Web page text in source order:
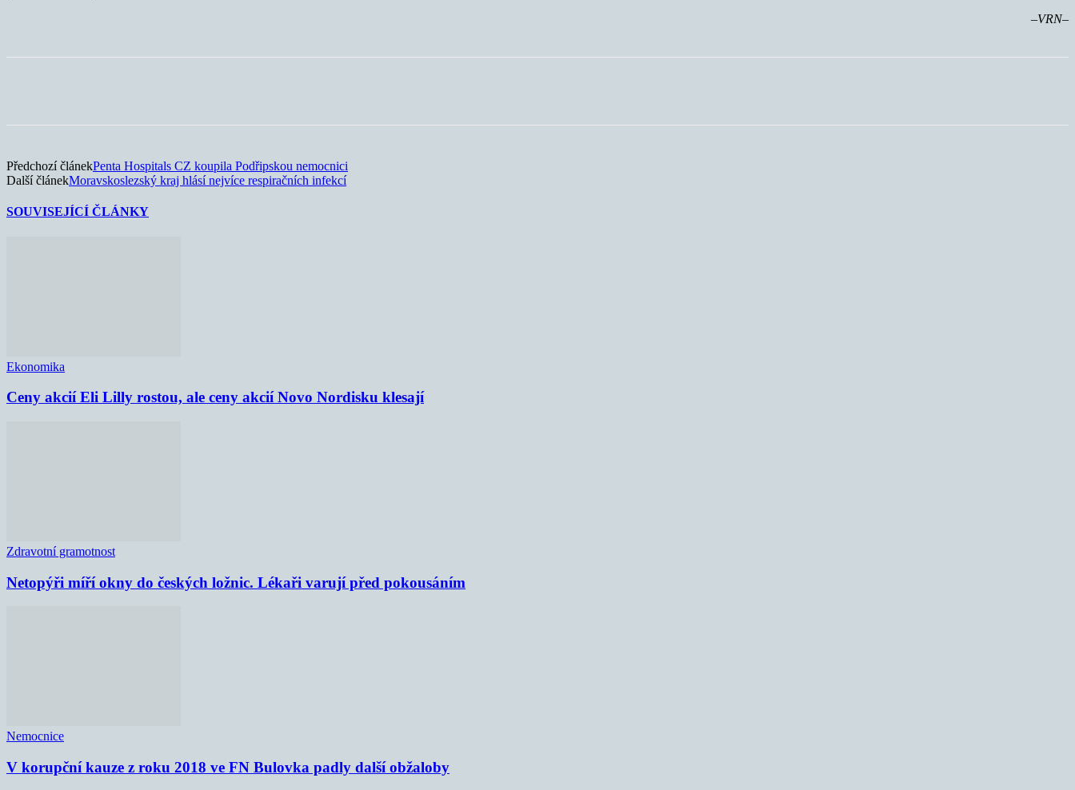
–VRN–
Předchozí článekPenta Hospitals CZ koupila Podřipskou nemocnici
Další článekMoravskoslezský kraj hlásí nejvíce respiračních infekcí
SOUVISEJÍCÍ ČLÁNKY
Ekonomika
Ceny akcií Eli Lilly rostou, ale ceny akcií Novo Nordisku klesají
Zdravotní gramotnost
Netopýři míří okny do českých ložnic. Lékaři varují před pokousáním
Nemocnice
V korupční kauze z roku 2018 ve FN Bulovka padly další obžaloby